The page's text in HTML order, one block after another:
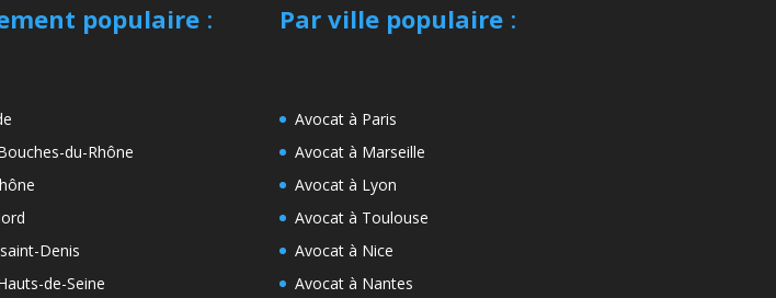
populaire:
du-Rhône
Denis
de-Seine
Par ville populaire:
Avocat à Paris
Avocat à Marseille
Avocat à Lyon
Avocat à Toulouse
Avocat à Nice
Avocat à Nantes